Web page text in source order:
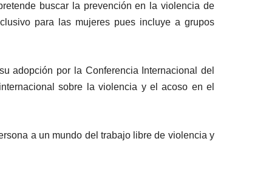
buscar la prevención en la violencia de
para las mujeres pues incluye a grupos
adopción por la Conferencia Internacional del
sobre la violencia y el acoso en el
a un mundo del trabajo libre de violencia y